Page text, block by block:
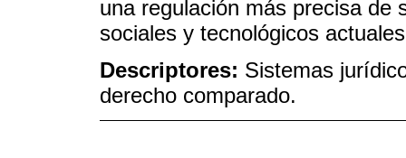
una regulación más precisa de
sociales y tecnológicos
Descriptores: Sistemas
derecho comparado.